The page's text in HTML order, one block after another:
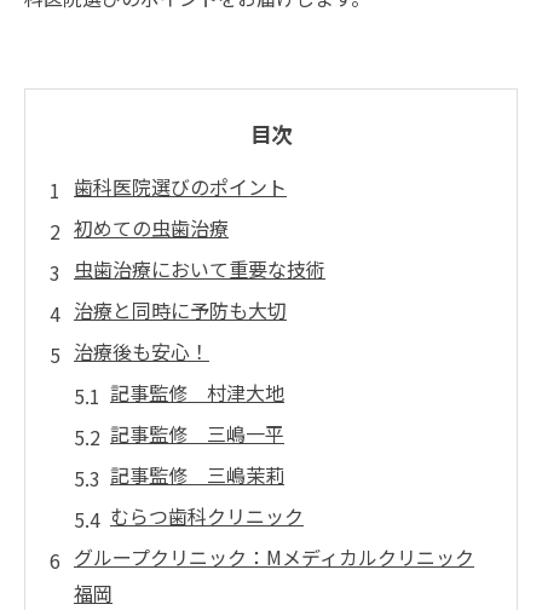
目次
歯科医院選びのポイント
初めての虫歯治療
虫歯治療において重要な技術
治療と同時に予防も大切
治療後も安心！
記事監修 村津大地
記事監修 三嶋一平
記事監修 三嶋茉莉
むらつ歯科クリニック
グループクリニック：Mメディカルクリニック
福岡